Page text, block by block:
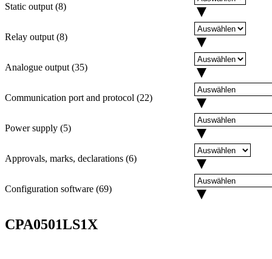
Static output(8)
Relay output(8)
Analogue output(35)
Communication port and protocol (22)
Power supply (5)
Approvals, marks, declarations (6)
Configuration software (69)
CPA0501LS1X